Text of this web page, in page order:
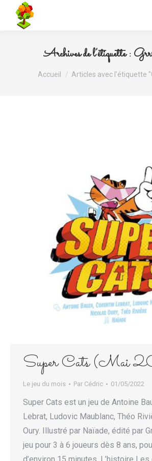
Archives de l’étiquette :
Vous êtes ici :
Accueil Articles avec l’étiquette
Super Cats (Mai
Le jeu du mois Par Cédric 01/05/2022
Super Cats est un jeu de Antoine
Lebrat, Ludovic Maublanc, Théo
Oury. Illustré par Naïade, édité par
jeu pour 3 à 6 joueurs dès 8 ans,